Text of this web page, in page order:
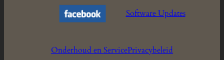
Software Updates
Onderhoud en ServicePrivacybeleid